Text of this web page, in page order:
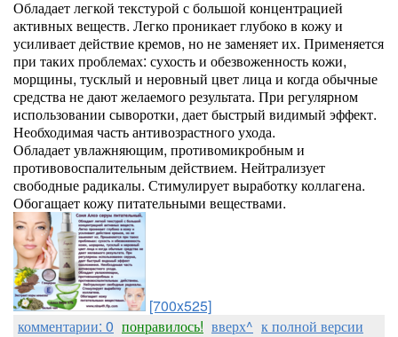
Обладает легкой текстурой с большой концентрацией
активных веществ. Легко проникает глубоко в кожу и
усиливает действие кремов, но не заменяет их. Применяется
при таких проблемах: сухость и обезвоженность кожи,
морщины, тусклый и неровный цвет лица и когда обычные
средства не дают желаемого результата. При регулярном
использовании сыворотки, дает быстрый видимый эффект.
Необходимая часть антивозрастного ухода.
Обладает увлажняющим, противомикробным и
противовоспалительным действием. Нейтрализует
свободные радикалы. Стимулирует выработку коллагена.
Обогащает кожу питательными веществами.
[700x525]
комментарии: 0 понравилось! вверх^ к полной версии